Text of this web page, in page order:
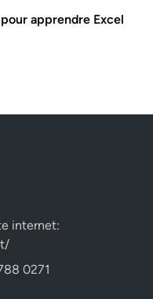
apprendre Excel
internet:
0271